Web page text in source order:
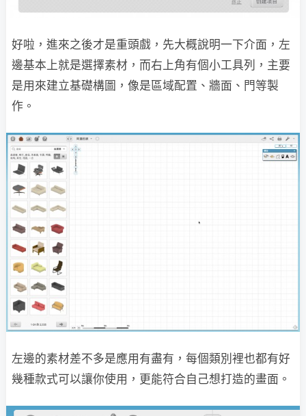
好啦，進來之後才是重頭戲，先大概說明一下介面，左
邊基本上就是選擇素材，而右上角有個小工具列，主要
是用來建立基礎構圖，像是區域配置、牆面、門等製
作。
左邊的素材差不多是應用有盡有，每個類別裡也都有好
幾種款式可以讓你使用，更能符合自己想打造的畫面。